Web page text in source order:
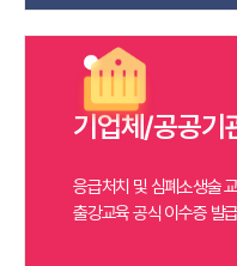
기업체/공공기
응급처치 및 심폐소생술
출강교육 공식 이수증 발급